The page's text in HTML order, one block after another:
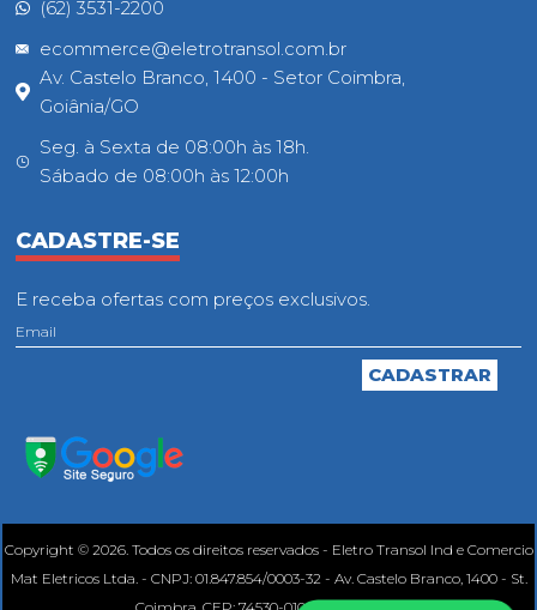
(62) 3531-2200
ecommerce@eletrotransol.com.br
Av. Castelo Branco, 1400 - Setor Coimbra,
Goiânia/GO
Seg. à Sexta de 08:00h às 18h.
Sábado de 08:00h às 12:00h
CADASTRE-SE
E receba ofertas com preços exclusivos.
Copyright © 2026. Todos os direitos reservados - Eletro Transol Ind e Comercio
Mat Eletricos Ltda. - CNPJ: 01.847.854/0003-32 - Av. Castelo Branco, 1400 - St.